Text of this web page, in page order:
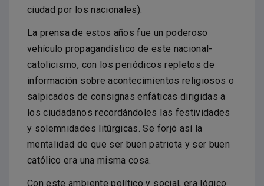
ciudad por los nacionales).
La prensa de estos años fue un poderoso
vehículo propagandístico de este nacional-
catolicismo, con los periódicos repletos de
información sobre acontecimientos religiosos o
salpicados de consignas enfáticas dirigidas a
los ciudadanos recordándoles las festividades
y solemnidades litúrgicas. Se forjó así la
mentalidad de que ser buen patriota y ser buen
católico era una misma cosa.
Con este ambiente político y social, era lógico